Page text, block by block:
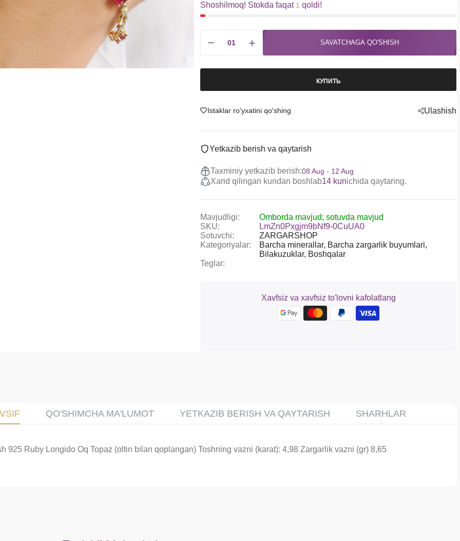
Boshqalar
Marjonlarni
Shoshilmoq! Stokda faqat 1 qoldi!
SAVATCHAGA QO'SHISH
КУПИТЬ
Istaklar ro'yxatini qo'shing Ulashish
Yetkazib berish va qaytarish
Taxminiy yetkazib berish:08 Aug - 12 Aug
Xarid qilingan kundan boshlab14 kunichida qaytaring.
Mavjudligi:
Omborda mavjud; sotuvda mavjud
SKU:
LmZn0Pxgjm9bNf9-0CuUA0
Sotuvchi:
ZARGARSHOP
Kategoriyalar:
Barcha minerallar, Barcha zargarlik buyumlari,
Bilakuzuklar, Boshqalar
Teglar:
Xavfsiz va xavfsiz to'lovni kafolatlang
QO'SHIMCHA MA'LUMOT YETKAZIB BERISH VA QAYTARISH SHARHLAR
925 Ruby Longido Oq Topaz (oltin bilan qoplangan) Toshning vazni (karat): 4,98 Zargarlik vazni (gr) 8,65